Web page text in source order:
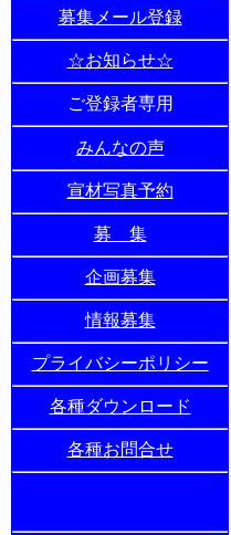
募集メール登録
☆お知らせ☆
ご登録者専用
みんなの声
宣材写真予約
募 集
企画募集
情報募集
プライバシーポリシー
各種ダウンロード
各種お問合せ